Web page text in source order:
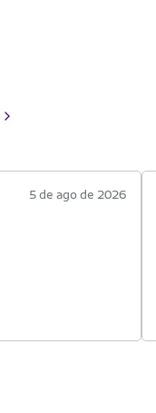
5 de ago de 2026